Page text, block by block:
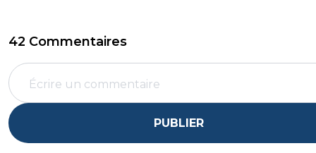
42 Commentaires
PUBLIER